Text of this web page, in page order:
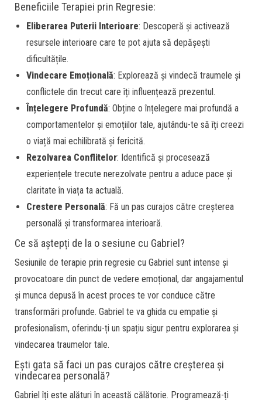
Beneficiile Terapiei prin Regresie:
Eliberarea Puterii Interioare: Descoperă și activează
resursele interioare care te pot ajuta să depășești
dificultățile.
Vindecare Emoțională: Explorează și vindecă traumele și
conflictele din trecut care îți influențează prezentul.
Înțelegere Profundă: Obține o înțelegere mai profundă a
comportamentelor și emoțiilor tale, ajutându-te să îți creezi
o viață mai echilibrată și fericită.
Rezolvarea Conflitelor: Identifică și procesează
experiențele trecute nerezolvate pentru a aduce pace și
claritate în viața ta actuală.
Crestere Personală: Fă un pas curajos către creșterea
personală și transformarea interioară.
Ce să aștepți de la o sesiune cu Gabriel?
Sesiunile de terapie prin regresie cu Gabriel sunt intense și
provocatoare din punct de vedere emoțional, dar angajamentul
și munca depusă în acest proces te vor conduce către
transformări profunde. Gabriel te va ghida cu empatie și
profesionalism, oferindu-ți un spațiu sigur pentru explorarea și
vindecarea traumelor tale.
Ești gata să faci un pas curajos către creșterea și
vindecarea personală?
Gabriel îți este alături în această călătorie. Programează-ți